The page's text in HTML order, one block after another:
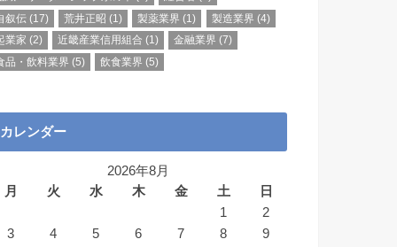
叙伝 (17) 荒井正昭 (1) 製薬業界 (1) 製造業界 (4)
業家 (2) 近畿産業信用組合 (1) 金融業界 (7)
品・飲料業界 (5) 飲食業界 (5)
カレンダー
2026年8月
月
火 水 木 金 土
日
1
2
3
4 5 6 7 8
9